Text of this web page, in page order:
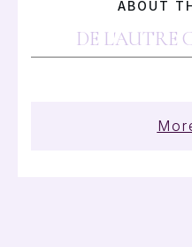
ABOUT
DE L'AUTRE